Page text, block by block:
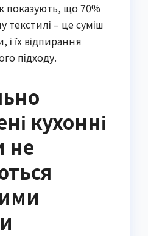
показують, що 70%
текстилі – це суміш
і їх відпирання
підходу.
кухонні
не